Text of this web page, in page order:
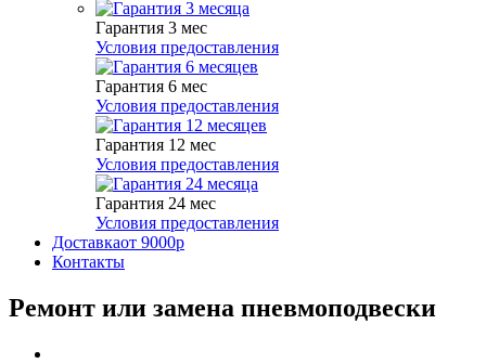
Гарантия 3 мес
Условия предоставления
Гарантия 6 мес
Условия предоставления
Гарантия 12 мес
Условия предоставления
Гарантия 24 мес
Условия предоставления
Доставкаот 9000р
Контакты
Ремонт или замена пневмоподвески